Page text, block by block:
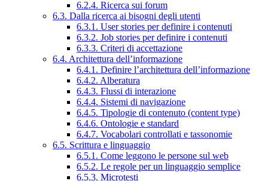
6.2.4. Ricerca sui forum
6.3. Dalla ricerca ai bisogni degli utenti
6.3.1. User stories per definire i contenuti
6.3.2. Job stories per definire i contenuti
6.3.3. Criteri di accettazione
6.4. Architettura dell’informazione
6.4.1. Definire l’architettura dell’informazione
6.4.2. Alberatura
6.4.3. Flussi di interazione
6.4.4. Sistemi di navigazione
6.4.5. Tipologie di contenuto (content type)
6.4.6. Ontologie e standard
6.4.7. Vocabolari controllati e tassonomie
6.5. Scrittura e linguaggio
6.5.1. Come leggono le persone sul web
6.5.2. Le regole per un linguaggio semplice
6.5.3. Microtesti